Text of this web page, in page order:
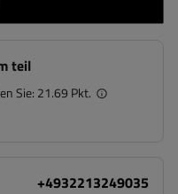
teil
Sie: 21.69 Pkt.
+4932213249035